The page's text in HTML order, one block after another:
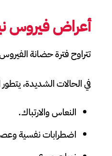
أعراض فيروس
تتراوح فترة حضانة الفيروس بين 4 و14 يوماً، وتبدأ الأعراض عادة بالحمى، الصداع،
في الحالات الشديدة، يتطور المرض بسرعة
النعاس والارتباك.
اضطرابات نفسية